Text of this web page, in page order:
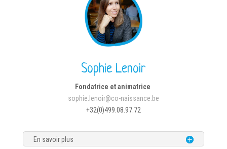
Sophie Lenoir
Fondatrice et animatrice
sophie.lenoir@co-naissance.be
+32(0)499.08.97.72
En savoir plus